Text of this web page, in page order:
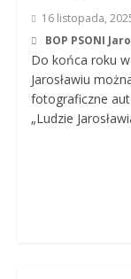
16 listopada,
BOP PSONI
Do końca roku
Jarosławiu
fotograficzne
„Ludzie